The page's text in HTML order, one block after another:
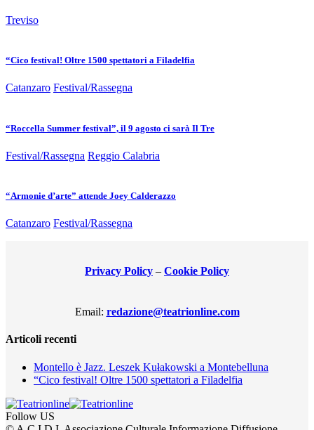
Treviso
“Cico festival! Oltre 1500 spettatori a Filadelfia
Catanzaro Festival/Rassegna
“Roccella Summer festival”, il 9 agosto ci sarà Il Tre
Festival/Rassegna Reggio Calabria
“Armonie d’arte” attende Joey Calderazzo
Catanzaro Festival/Rassegna
Privacy Policy – Cookie Policy
Email: redazione@teatrionline.com
Articoli recenti
Montello è Jazz. Leszek Kułakowski a Montebelluna
“Cico festival! Oltre 1500 spettatori a Filadelfia
Follow US